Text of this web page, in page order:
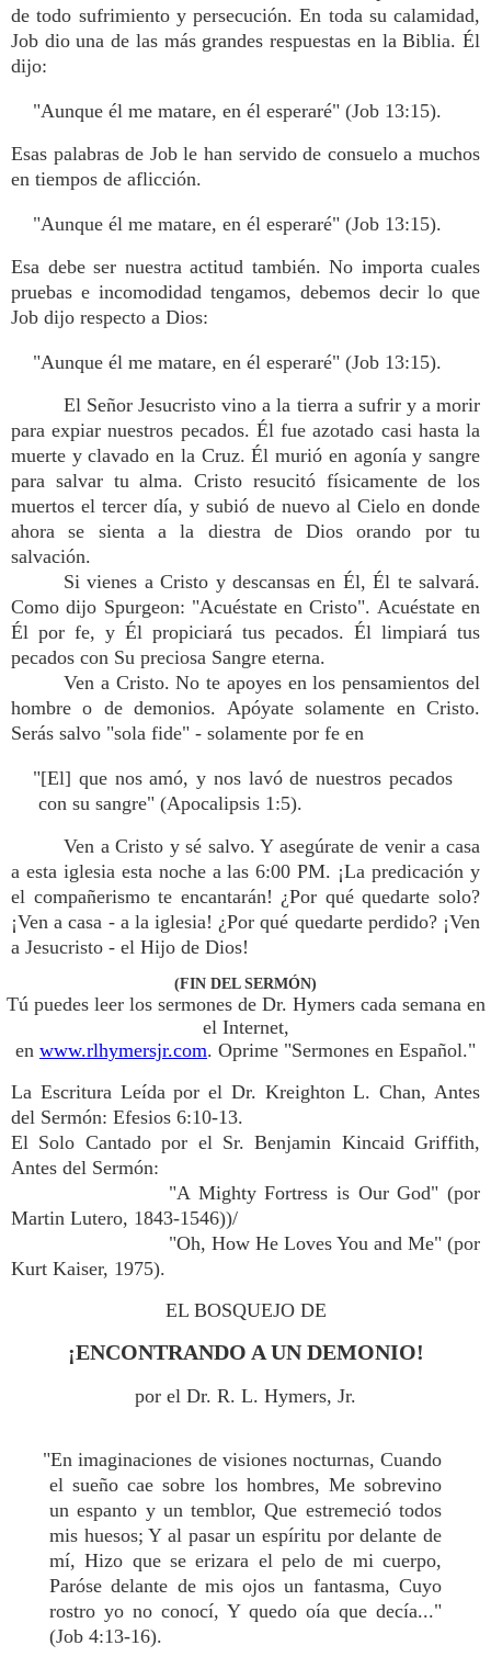
de todo sufrimiento y persecución. En toda su calamidad,
Job dio una de las más grandes respuestas en la Biblia. Él
dijo:
"Aunque él me matare, en él esperaré" (Job 13:15).
Esas palabras de Job le han servido de consuelo a muchos
en tiempos de aflicción.
"Aunque él me matare, en él esperaré" (Job 13:15).
Esa debe ser nuestra actitud también. No importa cuales
pruebas e incomodidad tengamos, debemos decir lo que
Job dijo respecto a Dios:
"Aunque él me matare, en él esperaré" (Job 13:15).
El Señor Jesucristo vino a la tierra a sufrir y a morir
para expiar nuestros pecados. Él fue azotado casi hasta la
muerte y clavado en la Cruz. Él murió en agonía y sangre
para salvar tu alma. Cristo resucitó físicamente de los
muertos el tercer día, y subió de nuevo al Cielo en donde
ahora se sienta a la diestra de Dios orando por tu
salvación.
Si vienes a Cristo y descansas en Él, Él te salvará.
Como dijo Spurgeon: "Acuéstate en Cristo". Acuéstate en
Él por fe, y Él propiciará tus pecados. Él limpiará tus
pecados con Su preciosa Sangre eterna.
Ven a Cristo. No te apoyes en los pensamientos del
hombre o de demonios. Apóyate solamente en Cristo.
Serás salvo "sola fide" - solamente por fe en
"[El] que nos amó, y nos lavó de nuestros pecados
con su sangre" (Apocalipsis 1:5).
Ven a Cristo y sé salvo. Y asegúrate de venir a casa
a esta iglesia esta noche a las 6:00 PM. ¡La predicación y
el compañerismo te encantarán! ¿Por qué quedarte solo?
¡Ven a casa - a la iglesia! ¿Por qué quedarte perdido? ¡Ven
a Jesucristo - el Hijo de Dios!
(FIN DEL SERMÓN)
Tú puedes leer los sermones de Dr. Hymers cada semana en
el Internet,
en www.rlhymersjr.com. Oprime "Sermones en Español."
La Escritura Leída por el Dr. Kreighton L. Chan, Antes
del Sermón: Efesios 6:10-13.
El Solo Cantado por el Sr. Benjamin Kincaid Griffith,
Antes del Sermón:
"A Mighty Fortress is Our God" (por
Martin Lutero, 1843-1546))/
"Oh, How He Loves You and Me" (por
Kurt Kaiser, 1975).
EL BOSQUEJO DE
¡ENCONTRANDO A UN DEMONIO!
por el Dr. R. L. Hymers, Jr.
"En imaginaciones de visiones nocturnas, Cuando
el sueño cae sobre los hombres, Me sobrevino
un espanto y un temblor, Que estremeció todos
mis huesos; Y al pasar un espíritu por delante de
mí, Hizo que se erizara el pelo de mi cuerpo,
Paróse delante de mis ojos un fantasma, Cuyo
rostro yo no conocí, Y quedo oía que decía..."
(Job 4:13-16).